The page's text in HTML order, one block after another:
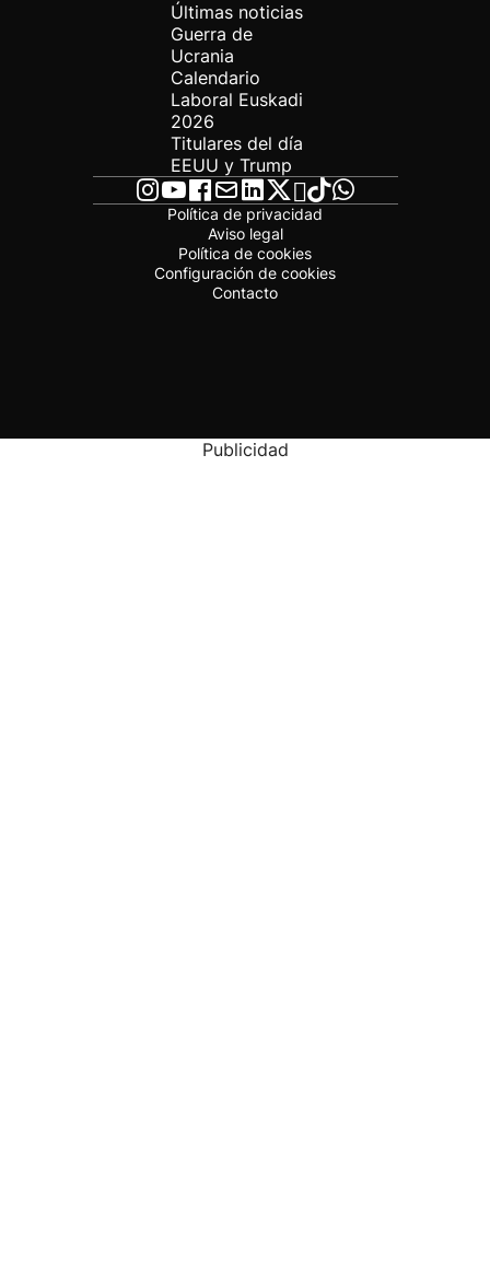
Últimas noticias
Guerra de
Ucrania
Calendario
Laboral Euskadi
2026
Titulares del día
EEUU y Trump
Política de privacidad
Aviso legal
Política de cookies
Configuración de cookies
Contacto
Publicidad